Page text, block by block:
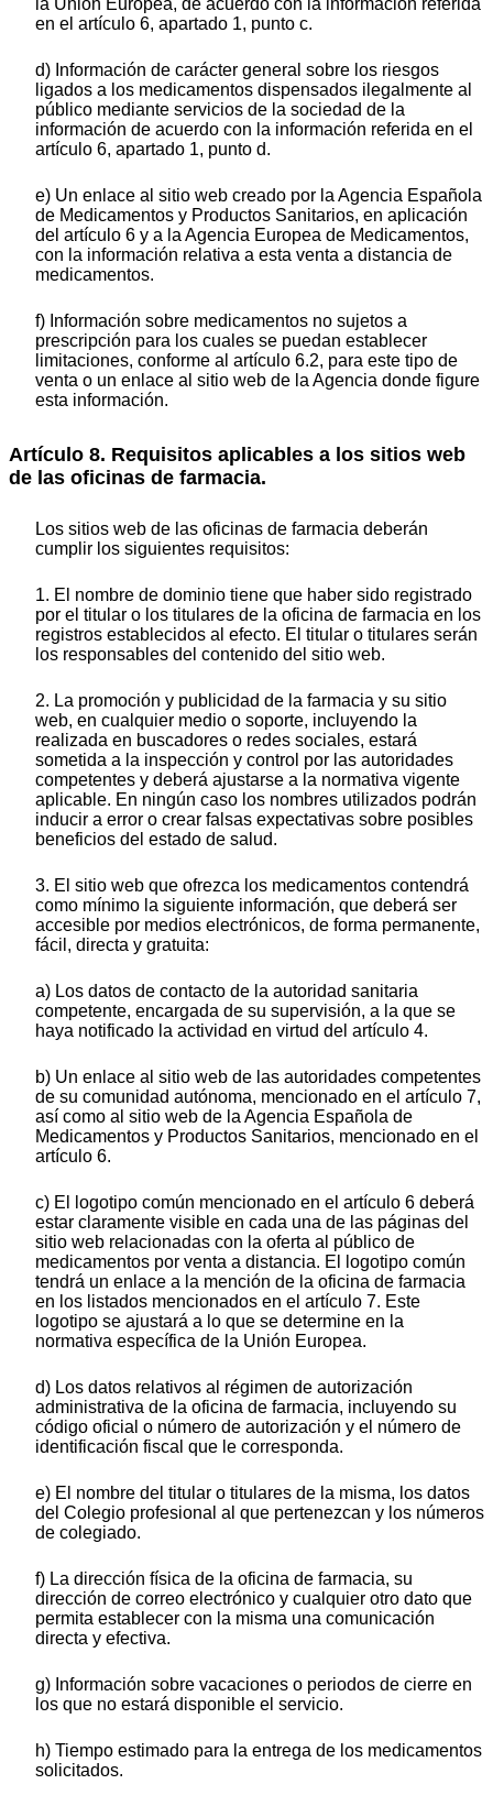
la Unión Europea, de acuerdo con la información referida
en el artículo 6, apartado 1, punto c.
d) Información de carácter general sobre los riesgos
ligados a los medicamentos dispensados ilegalmente al
público mediante servicios de la sociedad de la
información de acuerdo con la información referida en el
artículo 6, apartado 1, punto d.
e) Un enlace al sitio web creado por la Agencia Española
de Medicamentos y Productos Sanitarios, en aplicación
del artículo 6 y a la Agencia Europea de Medicamentos,
con la información relativa a esta venta a distancia de
medicamentos.
f) Información sobre medicamentos no sujetos a
prescripción para los cuales se puedan establecer
limitaciones, conforme al artículo 6.2, para este tipo de
venta o un enlace al sitio web de la Agencia donde figure
esta información.
Artículo 8. Requisitos aplicables a los sitios web
de las oficinas de farmacia.
Los sitios web de las oficinas de farmacia deberán
cumplir los siguientes requisitos:
1. El nombre de dominio tiene que haber sido registrado
por el titular o los titulares de la oficina de farmacia en los
registros establecidos al efecto. El titular o titulares serán
los responsables del contenido del sitio web.
2. La promoción y publicidad de la farmacia y su sitio
web, en cualquier medio o soporte, incluyendo la
realizada en buscadores o redes sociales, estará
sometida a la inspección y control por las autoridades
competentes y deberá ajustarse a la normativa vigente
aplicable. En ningún caso los nombres utilizados podrán
inducir a error o crear falsas expectativas sobre posibles
beneficios del estado de salud.
3. El sitio web que ofrezca los medicamentos contendrá
como mínimo la siguiente información, que deberá ser
accesible por medios electrónicos, de forma permanente,
fácil, directa y gratuita:
a) Los datos de contacto de la autoridad sanitaria
competente, encargada de su supervisión, a la que se
haya notificado la actividad en virtud del artículo 4.
b) Un enlace al sitio web de las autoridades competentes
de su comunidad autónoma, mencionado en el artículo 7,
así como al sitio web de la Agencia Española de
Medicamentos y Productos Sanitarios, mencionado en el
artículo 6.
c) El logotipo común mencionado en el artículo 6 deberá
estar claramente visible en cada una de las páginas del
sitio web relacionadas con la oferta al público de
medicamentos por venta a distancia. El logotipo común
tendrá un enlace a la mención de la oficina de farmacia
en los listados mencionados en el artículo 7. Este
logotipo se ajustará a lo que se determine en la
normativa específica de la Unión Europea.
d) Los datos relativos al régimen de autorización
administrativa de la oficina de farmacia, incluyendo su
código oficial o número de autorización y el número de
identificación fiscal que le corresponda.
e) El nombre del titular o titulares de la misma, los datos
del Colegio profesional al que pertenezcan y los números
de colegiado.
f) La dirección física de la oficina de farmacia, su
dirección de correo electrónico y cualquier otro dato que
permita establecer con la misma una comunicación
directa y efectiva.
g) Información sobre vacaciones o periodos de cierre en
los que no estará disponible el servicio.
h) Tiempo estimado para la entrega de los medicamentos
solicitados.